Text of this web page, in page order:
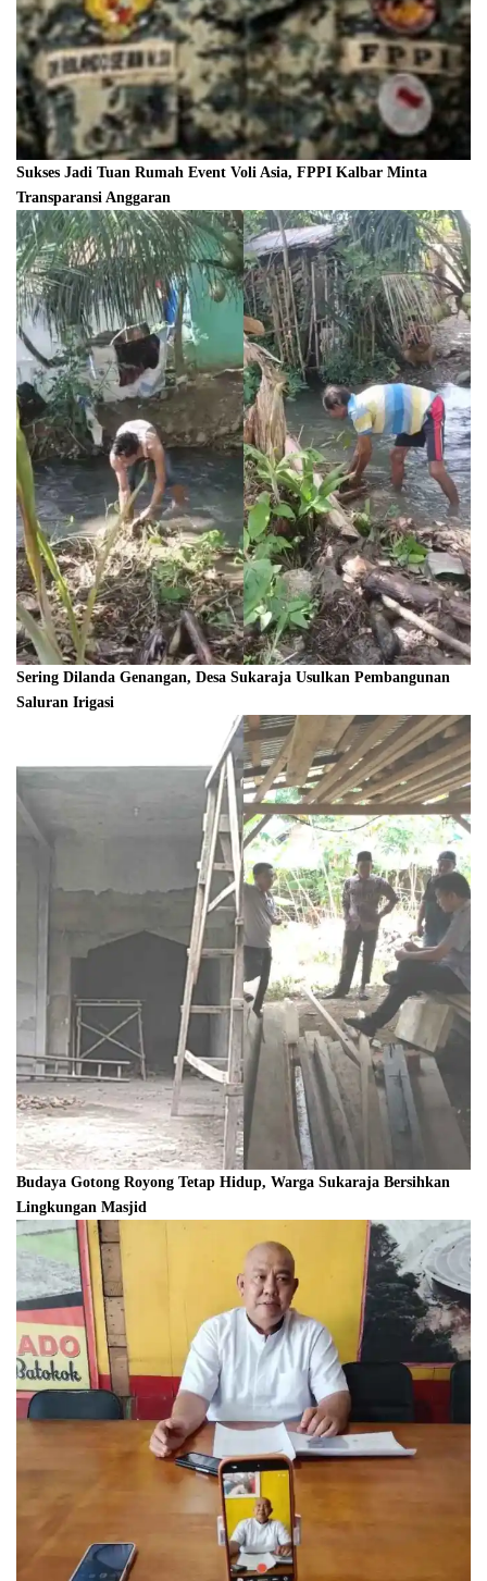
Sukses Jadi Tuan Rumah Event Voli Asia, FPPI Kalbar Minta
Transparansi Anggaran
Sering Dilanda Genangan, Desa Sukaraja Usulkan Pembangunan
Saluran Irigasi
Budaya Gotong Royong Tetap Hidup, Warga Sukaraja Bersihkan
Lingkungan Masjid